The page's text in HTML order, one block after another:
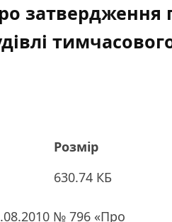
Розмір
630.74 КБ
№ 796 «Про